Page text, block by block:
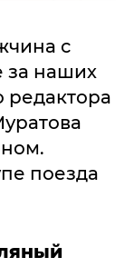
с
за наших
редактора
поезда